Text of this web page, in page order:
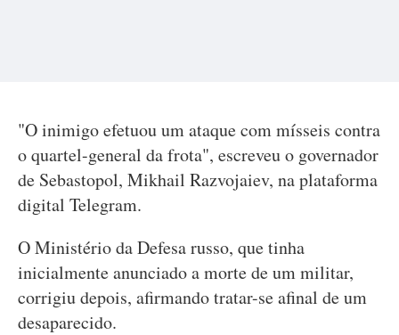
"O inimigo efetuou um ataque com mísseis contra
o quartel-general da frota", escreveu o governador
de Sebastopol, Mikhail Razvojaiev, na plataforma
digital Telegram.
O Ministério da Defesa russo, que tinha
inicialmente anunciado a morte de um militar,
corrigiu depois, afirmando tratar-se afinal de um
desaparecido.